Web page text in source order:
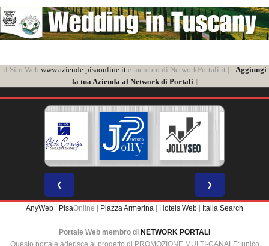
il Sito Web www.aziende.pisaonline.itè membro di NetworkPortali.it | [ Aggiungi
la tua Azienda al Network di Portali]
❮ ❯
AnyWeb PisaOnline | Piazza Armerina Hotels Web Italia Search
Portale Web membro di NETWORK PORTALI
Questo portale aderisce al progetto di PROMOZIONE MULTI-CANALE: unico